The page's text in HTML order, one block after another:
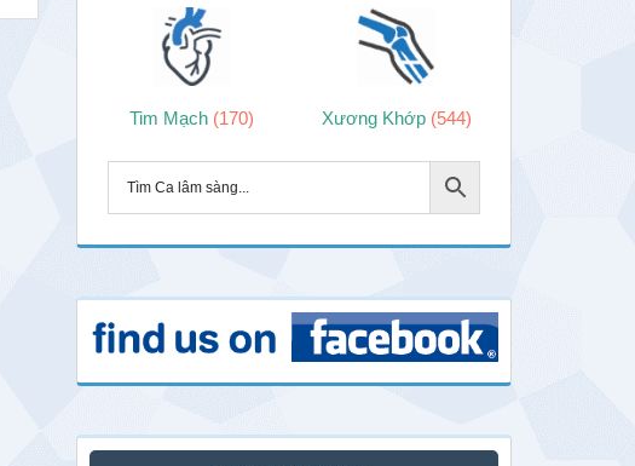
Tim Mạch (170) Xương Khớp (544)